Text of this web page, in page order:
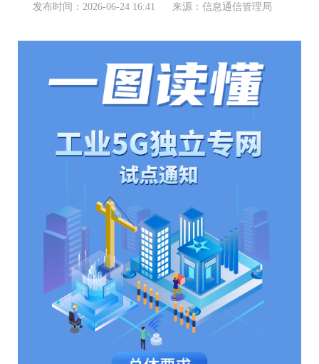
发布时间：2026-06-24 16:41 来源：信息通信管理局